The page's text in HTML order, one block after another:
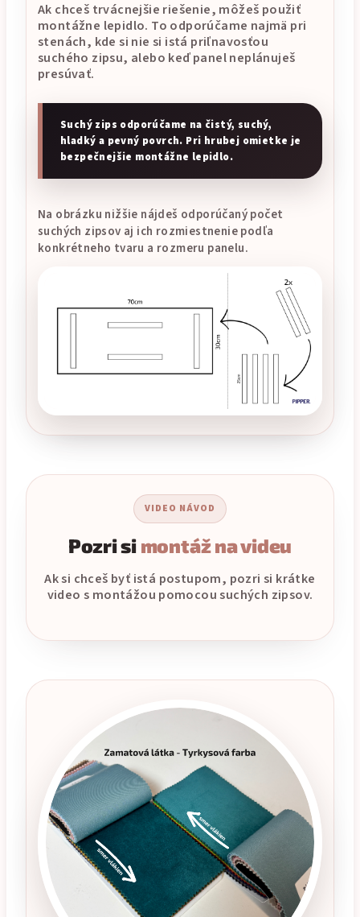
Ak chceš trvácnejšie riešenie, môžeš použiť
montážne lepidlo. To odporúčame najmä pri
stenách, kde si nie si istá priľnavosťou
suchého zipsu, alebo keď panel neplánuješ
presúvať.
Suchý zips odporúčame na čistý, suchý,
hladký a pevný povrch. Pri hrubej omietke je
bezpečnejšie montážne lepidlo.
Na obrázku nižšie nájdeš odporúčaný počet
suchých zipsov aj ich rozmiestnenie podľa
konkrétneho tvaru a rozmeru panelu.
VIDEO NÁVOD
Pozri si montáž na videu
Ak si chceš byť istá postupom, pozri si krátke
video s montážou pomocou suchých zipsov.